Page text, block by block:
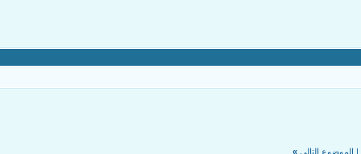
| الموضوع التالي »